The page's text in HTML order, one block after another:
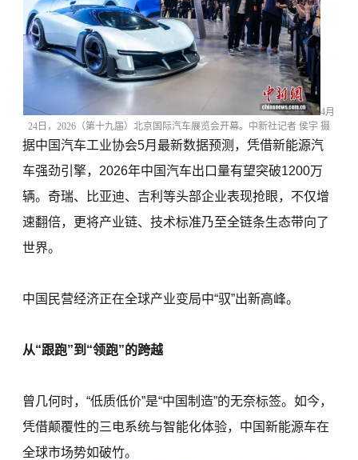
4月
24日，2026（第十九届）北京国际汽车展览会开幕。中新社记者 侯宇 摄
据中国汽车工业协会5月最新数据预测，凭借新能源汽
车强劲引擎，2026年中国汽车出口量有望突破1200万
辆。奇瑞、比亚迪、吉利等头部企业表现抢眼，不仅增
速翻倍，更将产业链、技术标准乃至全链条生态带向了
世界。
中国民营经济正在全球产业变局中“驭”出新高峰。
从“跟跑”到“领跑”的跨越
曾几何时，“低质低价”是“中国制造”的无奈标签。如今，
凭借颠覆性的三电系统与智能化体验，中国新能源车在
全球市场势如破竹。